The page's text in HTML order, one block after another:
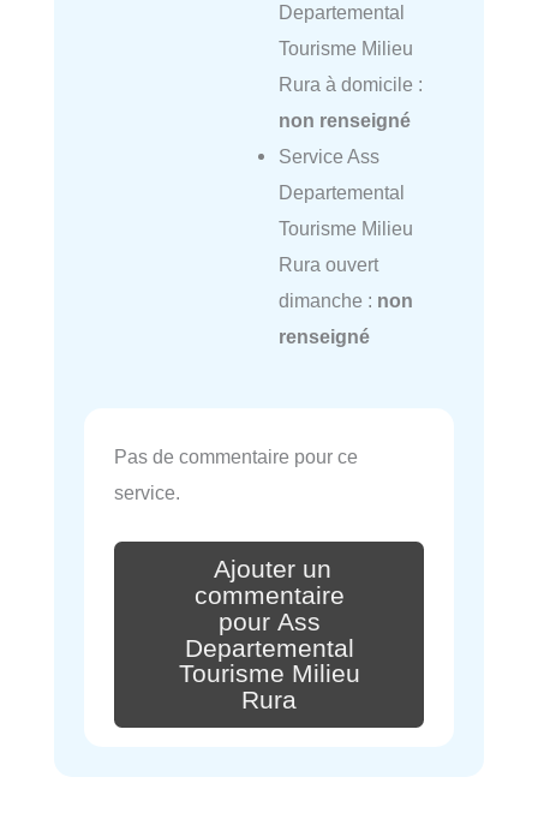
Departemental
Tourisme Milieu
Rura à domicile :
non renseigné
Service Ass
Departemental
Tourisme Milieu
Rura ouvert
dimanche : non
renseigné
Pas de commentaire pour ce
service.
Ajouter un
commentaire
pour Ass
Departemental
Tourisme Milieu
Rura